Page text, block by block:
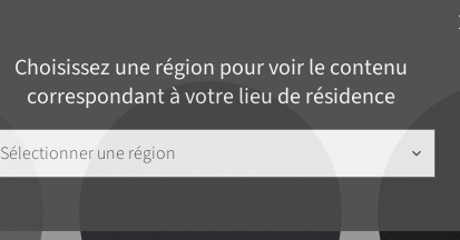
Choisissez une région pour voir le contenu
correspondant à votre lieu de résidence
Sélectionner une région keyboard_arrow_down